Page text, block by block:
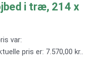
i træ, 214 x
var:
pris er: 7.570,00 kr..